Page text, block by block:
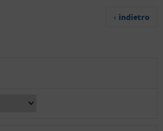
‹ indietro